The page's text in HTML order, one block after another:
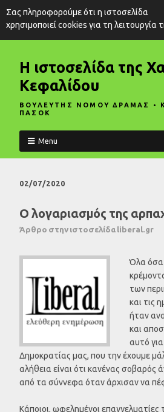
Η ιστοσελίδα της
Κεφαλίδου
ΒΟΥΛΕΥΤΗΣ ΝΟΜΟΥ ΔΡΑΜΑΣ •
ΠΑΣΟΚ
Menu
02/07/2020
Ο λογαριασμός της
Άρθρο στην ιστοσελίδα liberal.gr
Όλα όσα
των
και τις
ήταν
και
αυτό
Δημοκρατίας μας, που την έχουμε
αλήθεια είναι ότι κανένας σοβαρός
από τα σύννεφα όταν άρχισαν να
Κάποιοι, ωφελημένοι
Σας πληροφορούμε ότι η ιστοσελίδα
χρησιμοποιεί cookies για τη λειτουργία